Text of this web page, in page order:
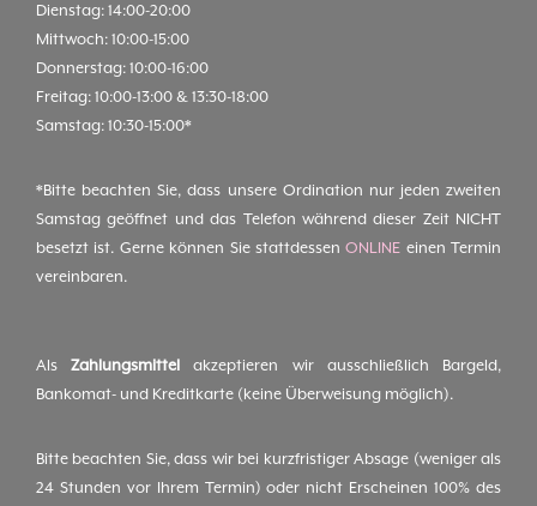
Dienstag: 14:00-20:00
Mittwoch: 10:00-15:00
Donnerstag: 10:00-16:00
Freitag: 10:00-13:00 & 13:30-18:00
Samstag: 10:30-15:00*
*Bitte beachten Sie, dass unsere Ordination nur jeden zweiten
Samstag geöffnet und das Telefon während dieser Zeit NICHT
besetzt ist. Gerne können Sie stattdessenONLINE einen Termin
vereinbaren.
AlsZahlungsmittel akzeptieren wir ausschließlich Bargeld,
Bankomat- und Kreditkarte (keine Überweisung möglich).
Bitte beachten Sie, dass wir bei kurzfristiger Absage (weniger als
24 Stunden vor Ihrem Termin) oder nicht Erscheinen 100% des